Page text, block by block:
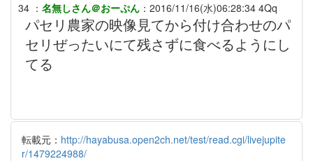
34 ： 名無しさん＠おーぷん ： 2016/11/16(水)06:28:34 4Qq
パセリ農家の映像見てから付け合わせのパ
セリぜったいにて残さずに食べるようにし
てる
転載元： http://hayabusa.open2ch.net/test/read.cgi/livejupite
r/1479224988/